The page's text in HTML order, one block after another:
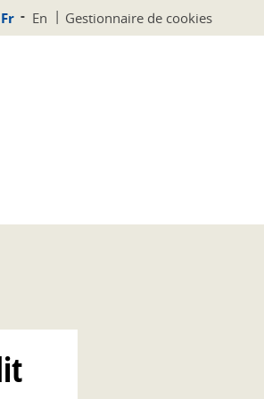
Fr En Gestionnaire de cookies